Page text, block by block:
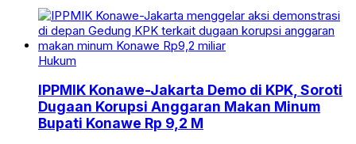
Hukum
IPPMIK Konawe-Jakarta Demo di KPK, Soroti
Dugaan Korupsi Anggaran Makan Minum
Bupati Konawe Rp 9,2 M